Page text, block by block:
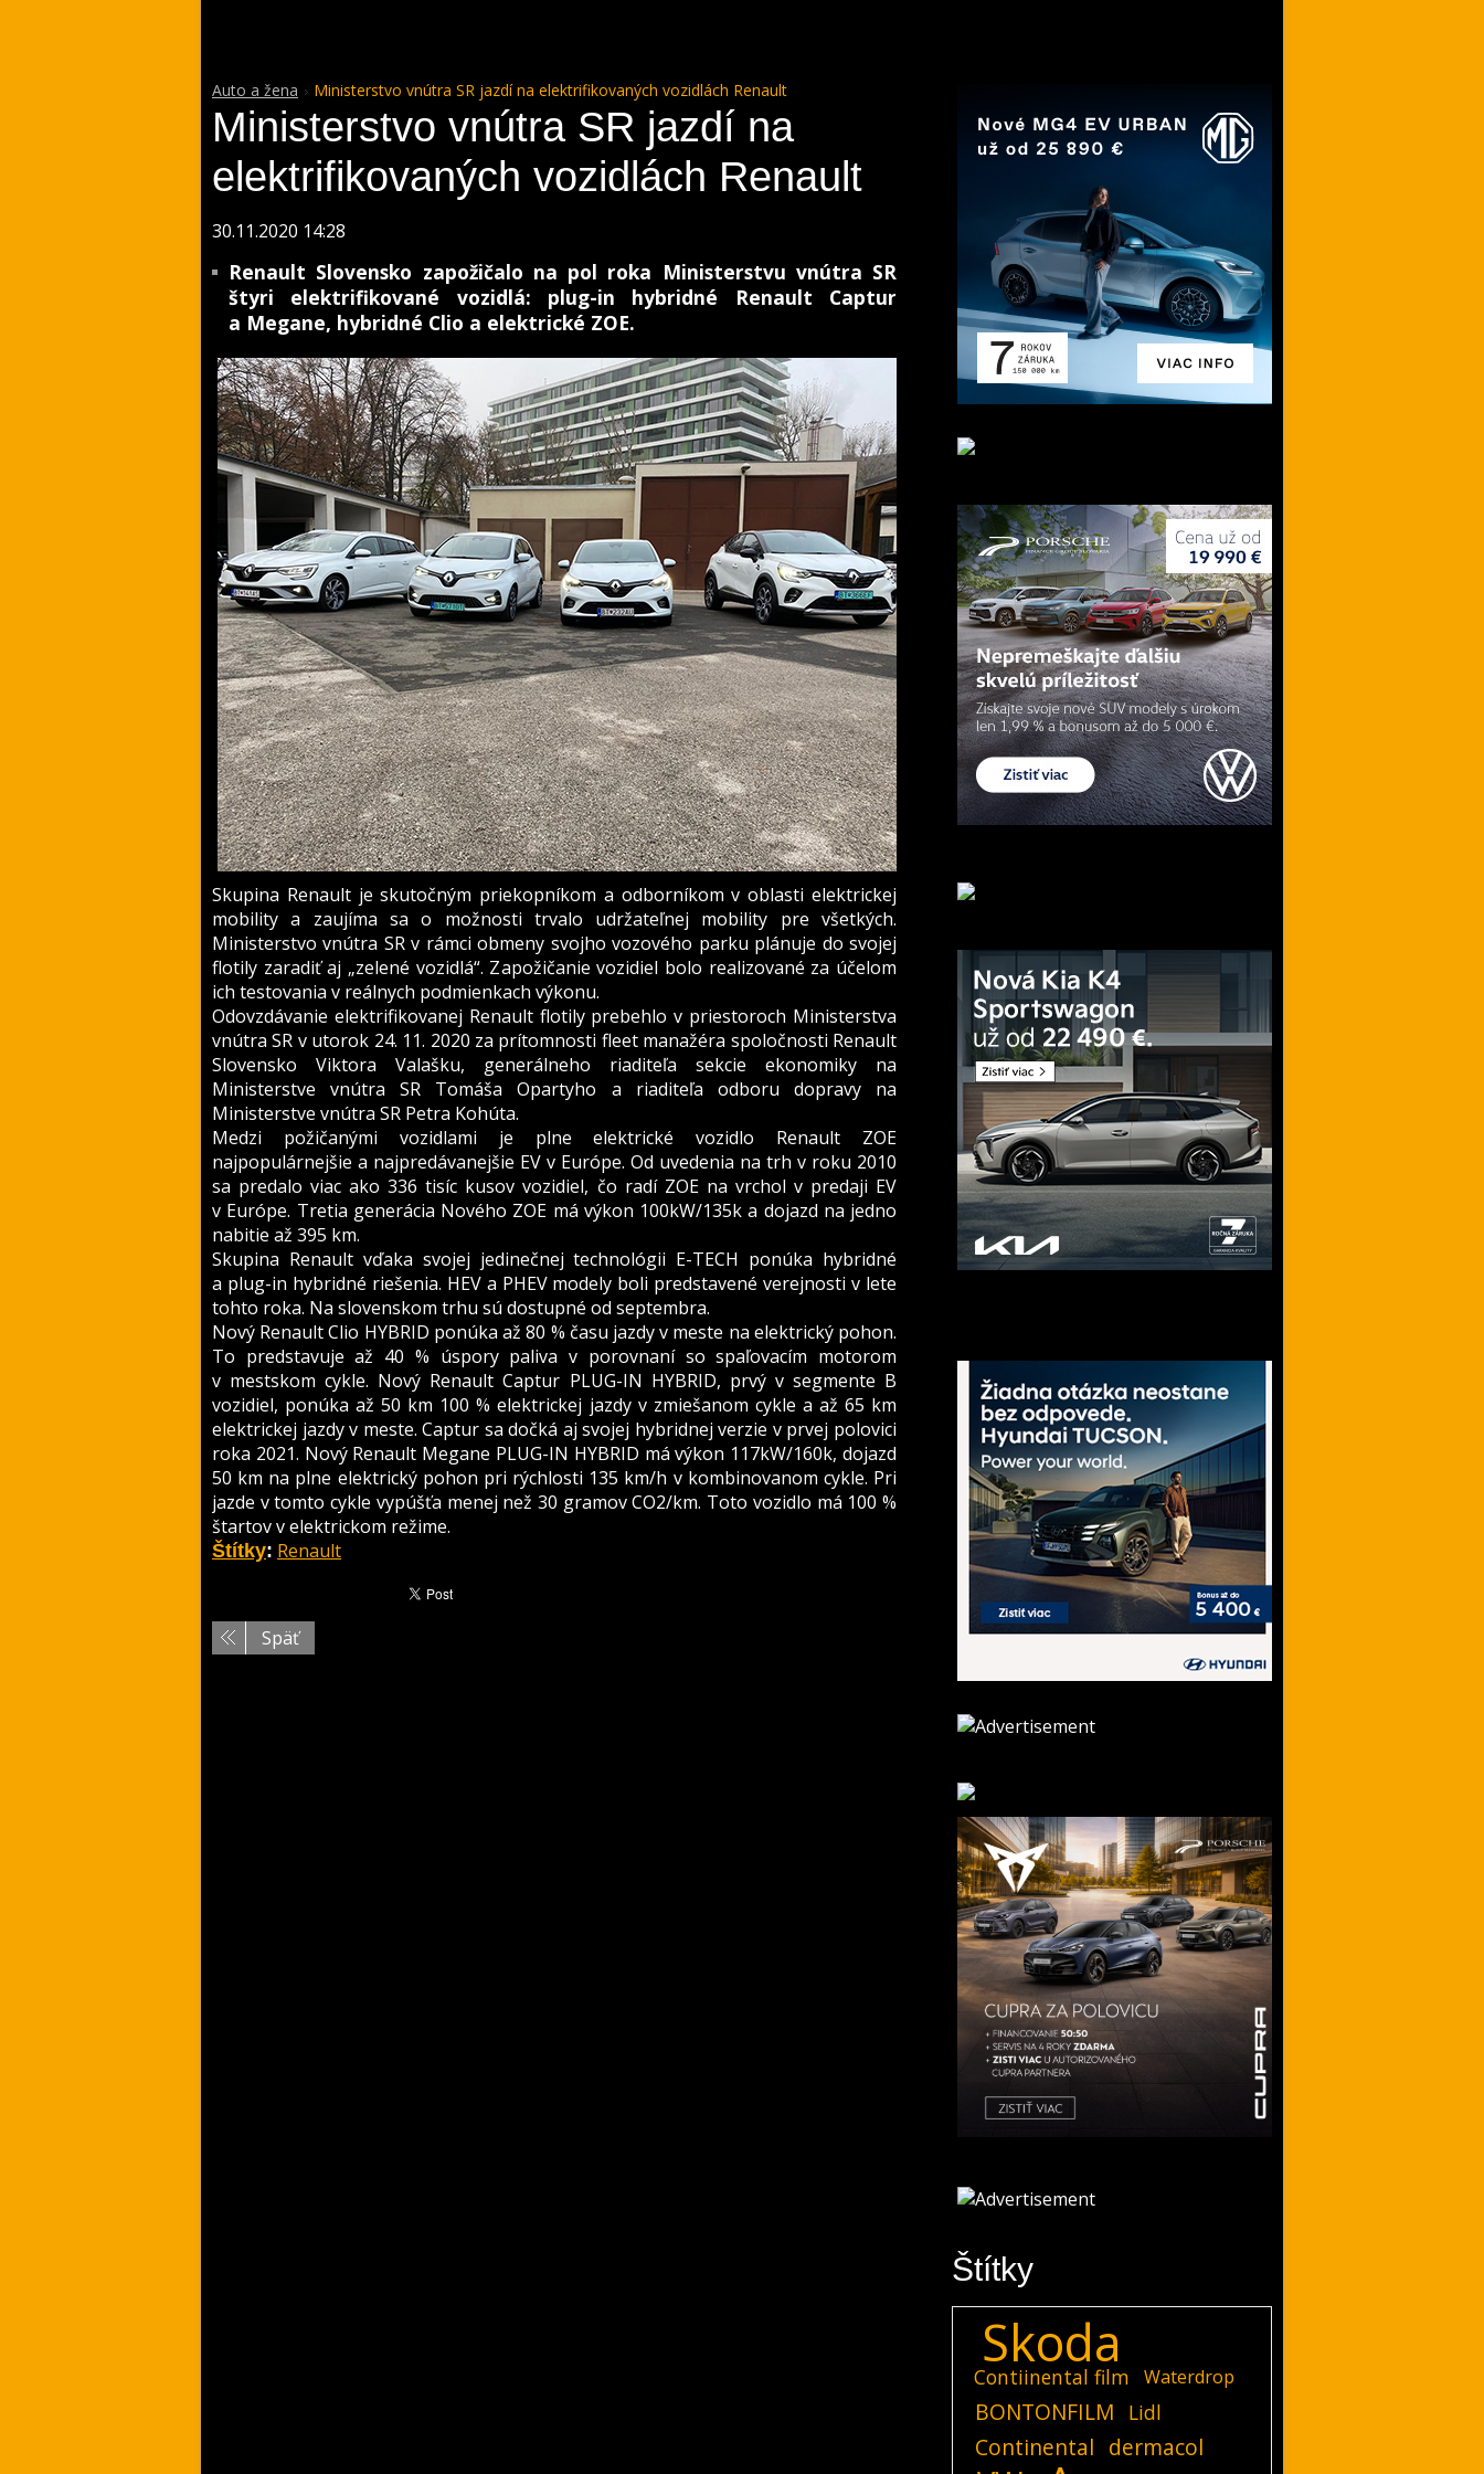
Auto a žena Ministerstvo vnútra SR jazdí na elektrifikovaných vozidlách Renault
Ministerstvo vnútra SR jazdí na
elektrifikovaných vozidlách Renault
30.11.2020 14:28
Renault Slovensko zapožičalo na pol roka Ministerstvu vnútra SR
štyri elektrifikované vozidlá: plug-in hybridné Renault Captur
a Megane, hybridné Clio a elektrické ZOE.
Skupina Renault je skutočným priekopníkom a odborníkom v oblasti elektrickej
mobility a zaujíma sa o možnosti trvalo udržateľnej mobility pre všetkých.
Ministerstvo vnútra SR v rámci obmeny svojho vozového parku plánuje do svojej
flotily zaradiť aj „zelené vozidlá“. Zapožičanie vozidiel bolo realizované za účelom
ich testovania v reálnych podmienkach výkonu.
Odovzdávanie elektrifikovanej Renault flotily prebehlo v priestoroch Ministerstva
vnútra SR v utorok 24. 11. 2020 za prítomnosti fleet manažéra spoločnosti Renault
Slovensko Viktora Valašku, generálneho riaditeľa sekcie ekonomiky na
Ministerstve vnútra SR Tomáša Opartyho
a riaditeľa odboru dopravy na
Ministerstve vnútra SR Petra Kohúta.
Medzi požičanými vozidlami je plne elektrické vozidlo Renault ZOE
najpopulárnejšie a najpredávanejšie EV v Európe. Od uvedenia na trh v roku 2010
sa predalo viac ako 336 tisíc kusov vozidiel, čo radí ZOE na vrchol v predaji EV
v Európe. Tretia generácia Nového ZOE má výkon 100kW/135k a dojazd na jedno
nabitie až 395 km.
Skupina Renault vďaka svojej jedinečnej technológii E-TECH ponúka hybridné
a plug-in hybridné riešenia. HEV a PHEV modely boli predstavené verejnosti v lete
tohto roka. Na slovenskom trhu sú dostupné od septembra.
Nový Renault Clio HYBRID ponúka až 80 % času jazdy v meste na elektrický pohon.
To predstavuje až 40 % úspory paliva v porovnaní so spaľovacím motorom
v mestskom cykle. Nový Renault Captur PLUG-IN HYBRID, prvý v segmente B
vozidiel, ponúka až 50 km 100 % elektrickej jazdy v zmiešanom cykle a až 65 km
elektrickej jazdy v meste. Captur sa dočká aj svojej hybridnej verzie v prvej polovici
roka 2021. Nový Renault Megane PLUG-IN HYBRID má výkon 117kW/160k, dojazd
50 km na plne elektrický pohon pri rýchlosti 135 km/h v kombinovanom cykle. Pri
jazde v tomto cykle vypúšťa menej než 30 gramov CO2/km. Toto vozidlo má 100 %
štartov v elektrickom režime.
Štítky: Renault
Späť
Štítky
Skoda
Contiinental film Waterdrop
BONTONFILM Lidl
Continental dermacol